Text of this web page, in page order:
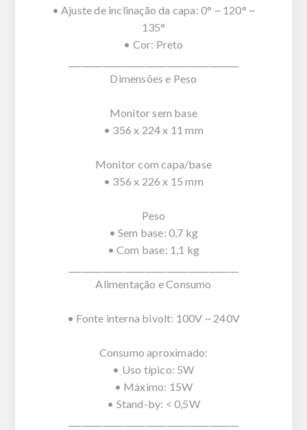
• Ajuste de inclinação da capa: 0° ~ 120° ~
135°
• Cor: Preto
Dimensões e Peso
Monitor sem base
• 356 x 224 x 11 mm
Monitor com capa/base
• 356 x 226 x 15 mm
Peso
• Sem base: 0,7 kg
• Com base: 1,1 kg
Alimentação e Consumo
• Fonte interna bivolt: 100V ~ 240V
Consumo aproximado:
• Uso típico: 5W
• Máximo: 15W
• Stand-by: < 0,5W